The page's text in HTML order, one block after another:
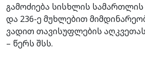
გამოძიება სისხლის სამართლის
და 236-ე მუხლებით
ვადით თავისუფლების
– წერს შსს.